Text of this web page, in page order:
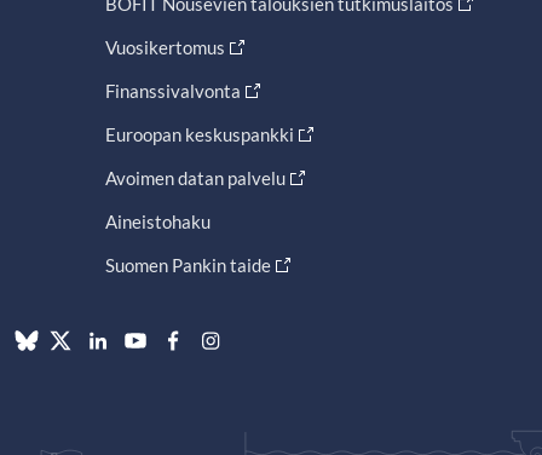
Vuosikertomus
Finanssivalvonta
Euroopan keskuspankki
Avoimen datan palvelu
Aineistohaku
Suomen Pankin taide